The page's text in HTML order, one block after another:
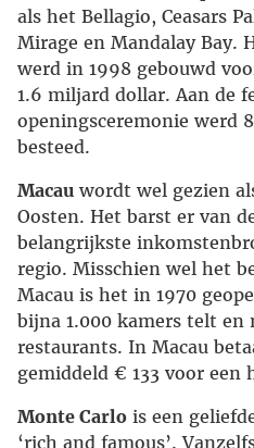
als het Bellagio, Ceasars
Mirage en Mandalay Bay.
werd in 1998 gebouwd
1.6 miljard dollar. Aan de
openingsceremonie werd
besteed.
Macau wordt wel gezien
Oosten. Het barst er van
belangrijkste
regio. Misschien wel het
Macau is het in 1970
bijna 1.000 kamers telt en
restaurants. In Macau
gemiddeld € 133 voor een
Monte Carlo is een
‘rich and famous’.